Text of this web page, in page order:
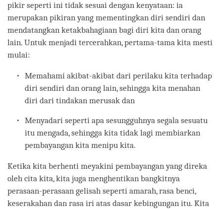
pikir seperti ini tidak sesuai dengan kenyataan: ia
merupakan pikiran yang mementingkan diri sendiri dan
mendatangkan ketakbahagiaan bagi diri kita dan orang
lain. Untuk menjadi tercerahkan, pertama-tama kita mesti
mulai:
Memahami akibat-akibat dari perilaku kita terhadap
diri sendiri dan orang lain, sehingga kita menahan
diri dari tindakan merusak dan
Menyadari seperti apa sesungguhnya segala sesuatu
itu mengada, sehingga kita tidak lagi membiarkan
pembayangan kita menipu kita.
Ketika kita berhenti meyakini pembayangan yang direka
oleh cita kita, kita juga menghentikan bangkitnya
perasaan-perasaan gelisah seperti amarah, rasa benci,
keserakahan dan rasa iri atas dasar kebingungan itu. Kita